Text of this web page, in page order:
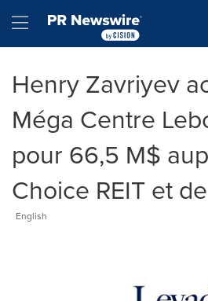
Hamburger menu
Henry Zavriyev
Méga Centre
pour 66,5 M$
Choice REIT et
English